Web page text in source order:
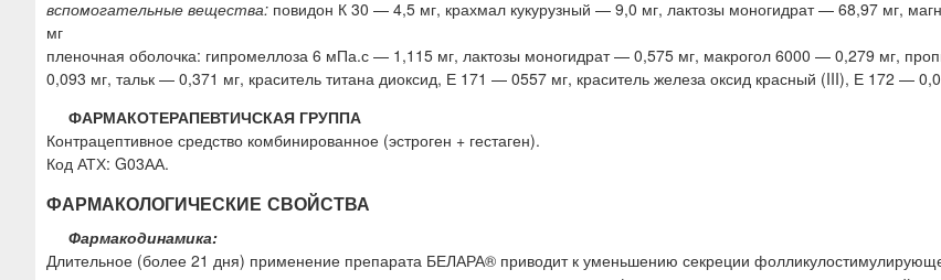
вспомогательные вещества: повидон К 30 — 4,5 мг, крахмал кукурузный — 9,0 мг, лактозы моногидрат — 68,97 мг,
мг
пленочная оболочка: гипромеллоза 6 мПа.с — 1,115 мг, лактозы моногидрат — 0,575 мг, макрогол 6000 — 0,279 мг,
0,093 мг, тальк — 0,371 мг, краситель титана диоксид, Е 171 — 0557 мг, краситель железа оксид красный (III), Е 172 —
ФАРМАКОТЕРАПЕВТИЧСКАЯ ГРУППА
Контрацептивное средство комбинированное (эстроген + гестаген).
Код АТХ: G03АА.
ФАРМАКОЛОГИЧЕСКИЕ СВОЙСТВА
Фармакодинамика:
Длительное (более 21 дня) применение препарата БЕЛАРА® приводит к уменьшению секреции